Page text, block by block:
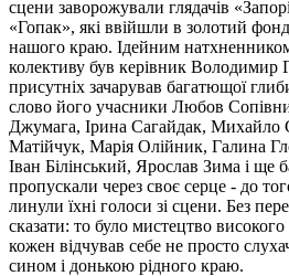
сцени заворожували глядачів
«Гопак», які ввійшли в золотий
нашого краю. Ідейним
колективу був керівник Володимир
присутніх зачарував багатющої
слово його учасники Любов
Джумага, Ірина Сагайдак,
Матійчук, Марія Олійник, Галина
Іван Білінський, Ярослав Зима і ще
пропускали через своє серце - до
линули їхні голоси зі сцени. Без
сказати: то було мистецтво
кожен відчував себе не просто
сином і донькою рідного краю.